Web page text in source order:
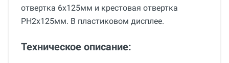
отвертка 6х125мм и крестовая отвертка
PH2x125мм. В пластиковом дисплее.
Техническое описание: